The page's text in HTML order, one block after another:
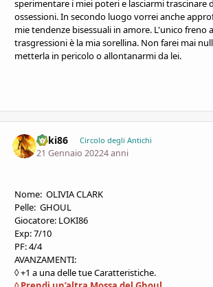
sperimentare i miei poteri e lasciarmi trascinare
ossessioni. In secondo luogo vorrei anche
mie tendenze bisessuali in amore. L'unico freno
trasgressioni è la mia sorellina. Non farei mai
metterla in pericolo o allontanarmi da lei.
Loki86 Circolo degli Antichi
21 Gennaio 20224 anni
Nome: OLIVIA CLARK
Pelle: GHOUL
Giocatore: LOKI86
Exp: 7/10
PF: 4/4
AVANZAMENTI:
◊ +1 a una delle tue Caratteristiche.